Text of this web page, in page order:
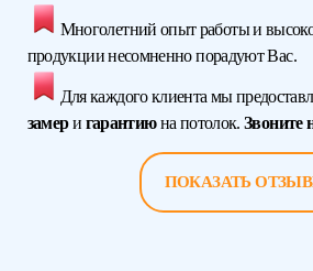
Многолетний опыт работы и
продукции несомненно порадуют Вас.
Для каждого клиента мы
замери гарантиюна потолок.Звоните
ПОКАЗАТЬ